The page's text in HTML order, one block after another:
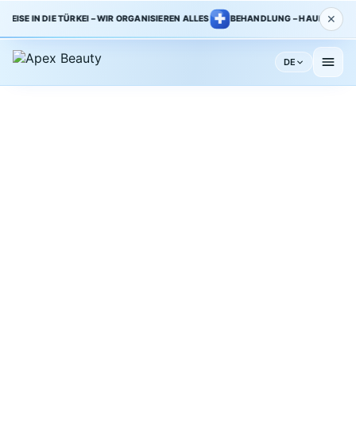
IN DIE TÜRKEI – WIR ORGANISIEREN ALLES BEHANDLUNG – HAUPTKLINIK
✕
DE